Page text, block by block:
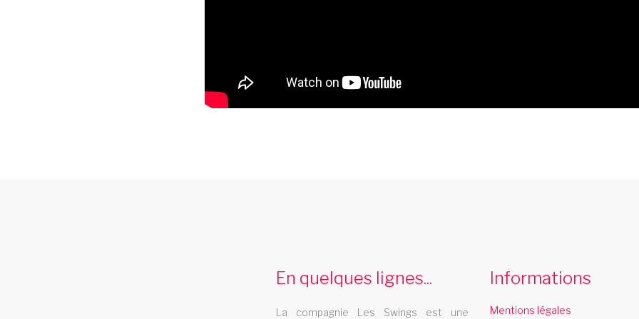
votre region bourgogne
spectacle magie
En quelques lignes...
La compagnie Les Swings est une
Informations
Mentions légales